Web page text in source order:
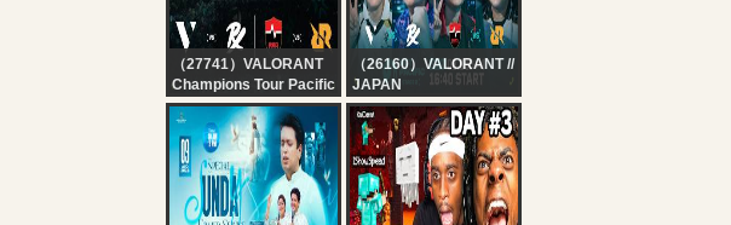
（27741）VALORANT
Champions Tour Pacific
VL vs PRX / NS vs RRQ
- VCT Pacific - Stage 2 -
Groups - Day 15
（26160）VALORANT //
JAPAN
VCT Pacific 2026 :
STAGE 2 - DAY 15